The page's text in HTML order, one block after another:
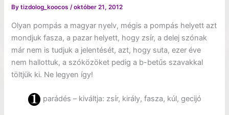
Bytizdolog_koocos/október 21, 2012
Olyan pompás a magyar nyelv, mégis a pompás helyett azt
mondjuk fasza, a pazar helyett, hogy zsír, a delej szónak
már nem is tudjuk a jelentését, azt, hogy suta, ezer éve
nem hallottuk, a szóközöket pedig a b-betűs szavakkal
töltjük ki. Ne legyen így!
parádés – kiváltja: zsír, király, fasza, kúl, gecijó